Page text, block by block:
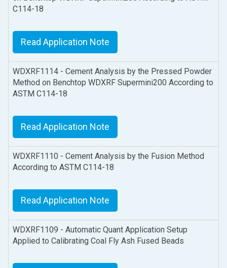
C114-18
Read Application Note
WDXRF1114 - Cement Analysis by the Pressed Powder
Method on Benchtop WDXRF Supermini200 According to
ASTM C114-18
Read Application Note
WDXRF1110 - Cement Analysis by the Fusion Method
According to ASTM C114-18
Read Application Note
WDXRF1109 - Automatic Quant Application Setup
Applied to Calibrating Coal Fly Ash Fused Beads